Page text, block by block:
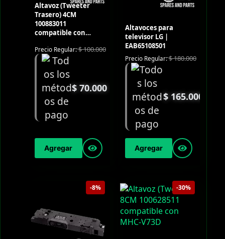
Altavoz (Tweeter
Trasero) 4CM
100883011
compatible con
Precio Regular:$100.000
$70.000
Agregar
Altavoces para
televisor LG |
EAB65108501
Precio Regular:$180.000
$165.000
Agregar
-8% -30%